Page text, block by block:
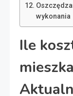
wykonania
Ile